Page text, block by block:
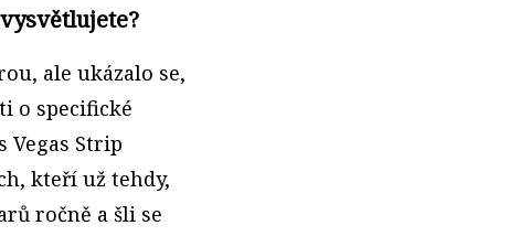
ale ukázalo se,
o specifické
Vegas Strip
kteří už tehdy,
ročně a šli se